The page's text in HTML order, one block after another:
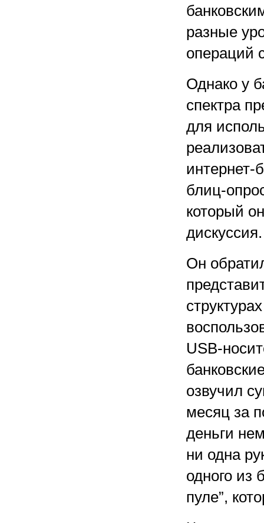
разные
операций
Однако у
спектра
для
интернет-
блиц-
который
дискуссия.
Он
USB-
озвучил
месяц за
деньги
ни одна
одного из
пуле”,